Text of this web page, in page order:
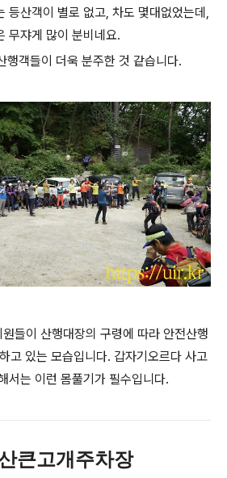
등산객이 별로 없고, 차도 몇대없었는데,
무쟈게 많이 분비네요.
행객들이 더욱 분주한 것 같습니다.
들이 산행대장의 구령에 따라 안전산행
고 있는 모습입니다. 갑자기오르다 사고
서는 이런 몸풀기가 필수입니다.